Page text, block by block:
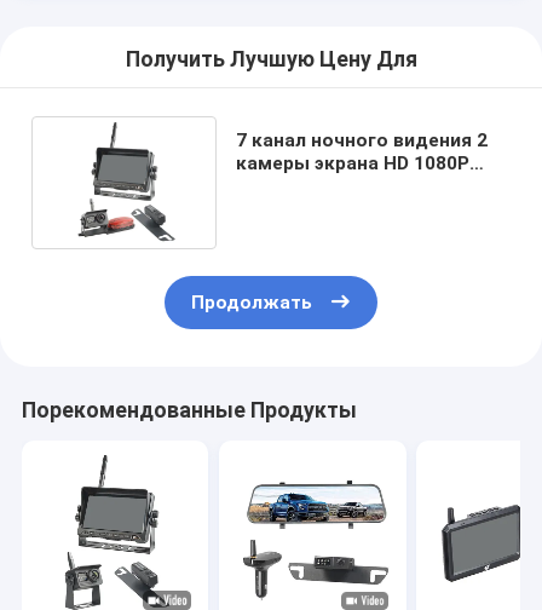
Получить Лучшую Цену Для
7 канал ночного видения 2
камеры экрана HD 1080P
Продолжать
Порекомендованные Продукты